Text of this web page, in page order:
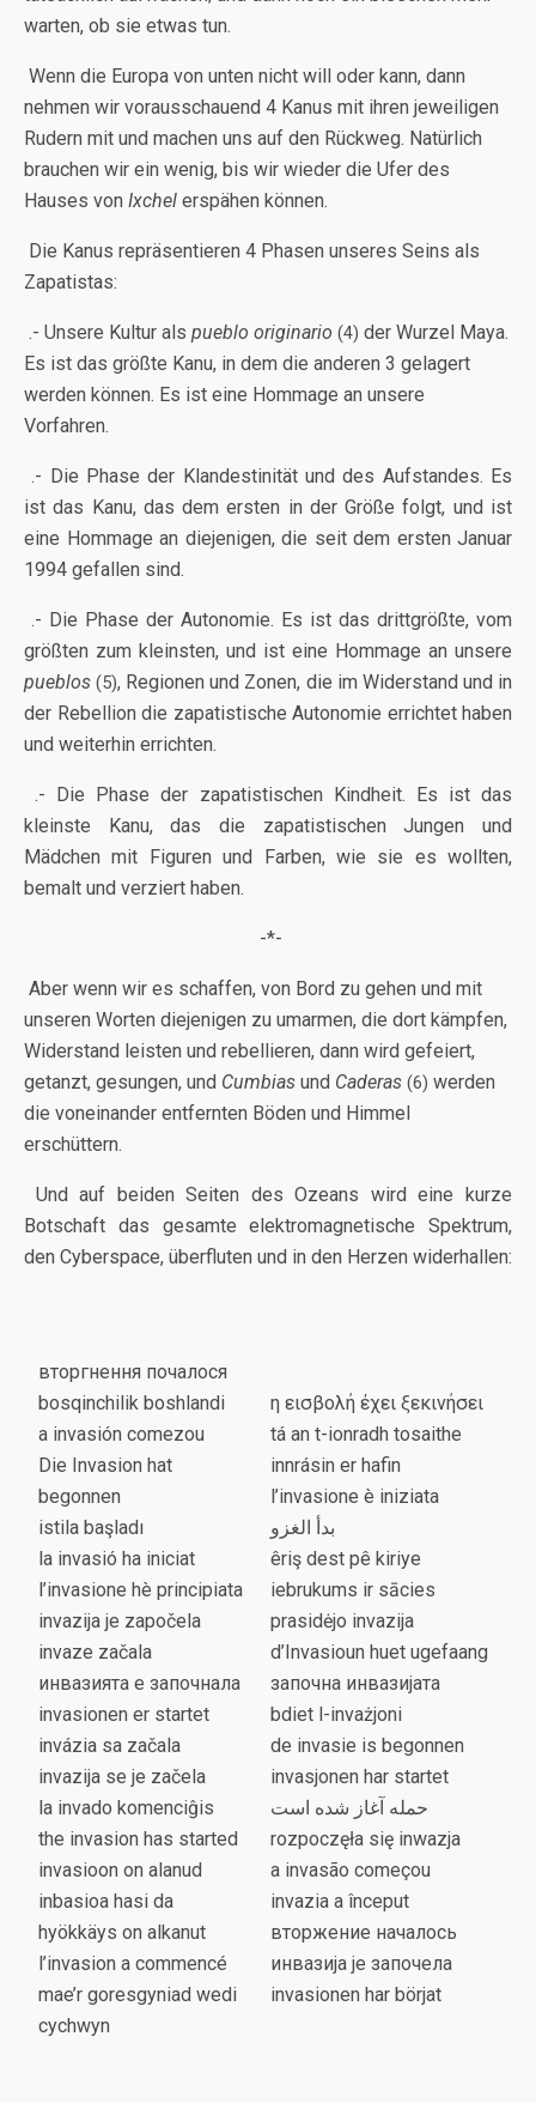
warten, ob sie etwas tun.
Wenn die Europa von unten nicht will oder kann, dann
nehmen wir vorausschauend 4 Kanus mit ihren jeweiligen
Rudern mit und machen uns auf den Rückweg. Natürlich
brauchen wir ein wenig, bis wir wieder die Ufer des
Hauses von Ixchel erspähen können.
Die Kanus repräsentieren 4 Phasen unseres Seins als
Zapatistas:
.- Unsere Kultur als pueblo originario (4) der Wurzel Maya.
Es ist das größte Kanu, in dem die anderen 3 gelagert
werden können. Es ist eine Hommage an unsere
Vorfahren.
.- Die Phase der Klandestinität und des Aufstandes. Es
ist das Kanu, das dem ersten in der Größe folgt, und ist
eine Hommage an diejenigen, die seit dem ersten Januar
1994 gefallen sind.
.- Die Phase der Autonomie. Es ist das drittgrößte, vom
größten zum kleinsten, und ist eine Hommage an unsere
pueblos (5), Regionen und Zonen, die im Widerstand und in
der Rebellion die zapatistische Autonomie errichtet haben
und weiterhin errichten.
.- Die Phase der zapatistischen Kindheit. Es ist das
kleinste Kanu, das die zapatistischen Jungen und
Mädchen mit Figuren und Farben, wie sie es wollten,
bemalt und verziert haben.
-*-
Aber wenn wir es schaffen, von Bord zu gehen und mit
unseren Worten diejenigen zu umarmen, die dort kämpfen,
Widerstand leisten und rebellieren, dann wird gefeiert,
getanzt, gesungen, und Cumbias und Caderas (6) werden
die voneinander entfernten Böden und Himmel
erschüttern.
Und auf beiden Seiten des Ozeans wird eine kurze
Botschaft das gesamte elektromagnetische Spektrum,
den Cyberspace, überfluten und in den Herzen widerhallen:
вторгнення почалося
bosqinchilik boshlandi
a invasión comezou
Die Invasion hat
begonnen
istila başladı
la invasió ha iniciat
l’invasione hè principiata
invazija je započela
invaze začala
инвазията е започнала
invasionen er startet
invázia sa začala
invazija se je začela
la invado komenciĝis
the invasion has started
invasioon on alanud
inbasioa hasi da
hyökkäys on alkanut
l’invasion a commencé
mae’r goresgyniad wedi
cychwyn
η εισβολή έχει ξεκινήσει
tá an t-ionradh tosaithe
innrásin er hafin
l’invasione è iniziata
بدأ الغزو
êriş dest pê kiriye
iebrukums ir sācies
prasidėjo invazija
d’Invasioun huet ugefaang
започна инвазијата
bdiet l-invażjoni
de invasie is begonnen
invasjonen har startet
حمله آغاز شده است
rozpoczęła się inwazja
a invasão começou
invazia a început
вторжение началось
инвазија је започела
invasionen har börjat